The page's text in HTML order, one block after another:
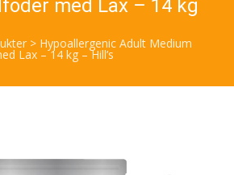
med Lax – 14 kg
> Hypoallergenic Adult Medium
Lax – 14 kg – Hill’s